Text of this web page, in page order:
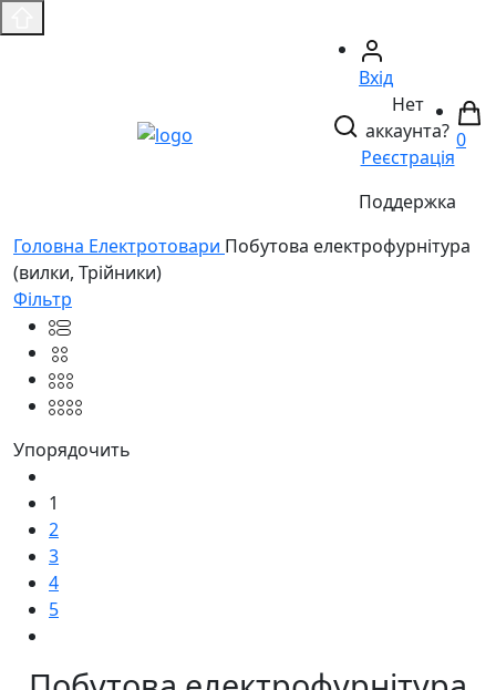
Вхід
Нет
аккаунта?
Реєстрація
Поддержка
0
Головнa Електротовари Побутова електрофурнітура
(вилки, Трійники)
Фільтр
Упорядочить
1
2
3
4
5